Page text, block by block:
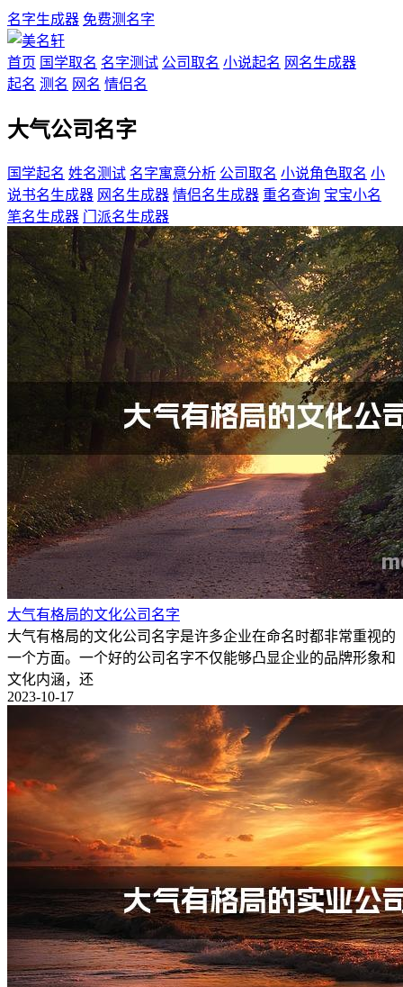
名字生成器 免费测名字
首页 国学取名 名字测试 公司取名 小说起名 网名生成器
起名 测名 网名 情侣名
大气公司名字
国学起名 姓名测试 名字寓意分析 公司取名 小说角色取名 小
说书名生成器 网名生成器 情侣名生成器 重名查询 宝宝小名
笔名生成器 门派名生成器
大气有格局的文化公司名字
大气有格局的文化公司名字是许多企业在命名时都非常重视的
一个方面。一个好的公司名字不仅能够凸显企业的品牌形象和
文化内涵，还
2023-10-17